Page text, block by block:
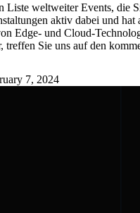
Liste weltweiter Events,
aktiv dabei und
Edge- und Cloud-
treffen Sie uns auf den
7, 2024